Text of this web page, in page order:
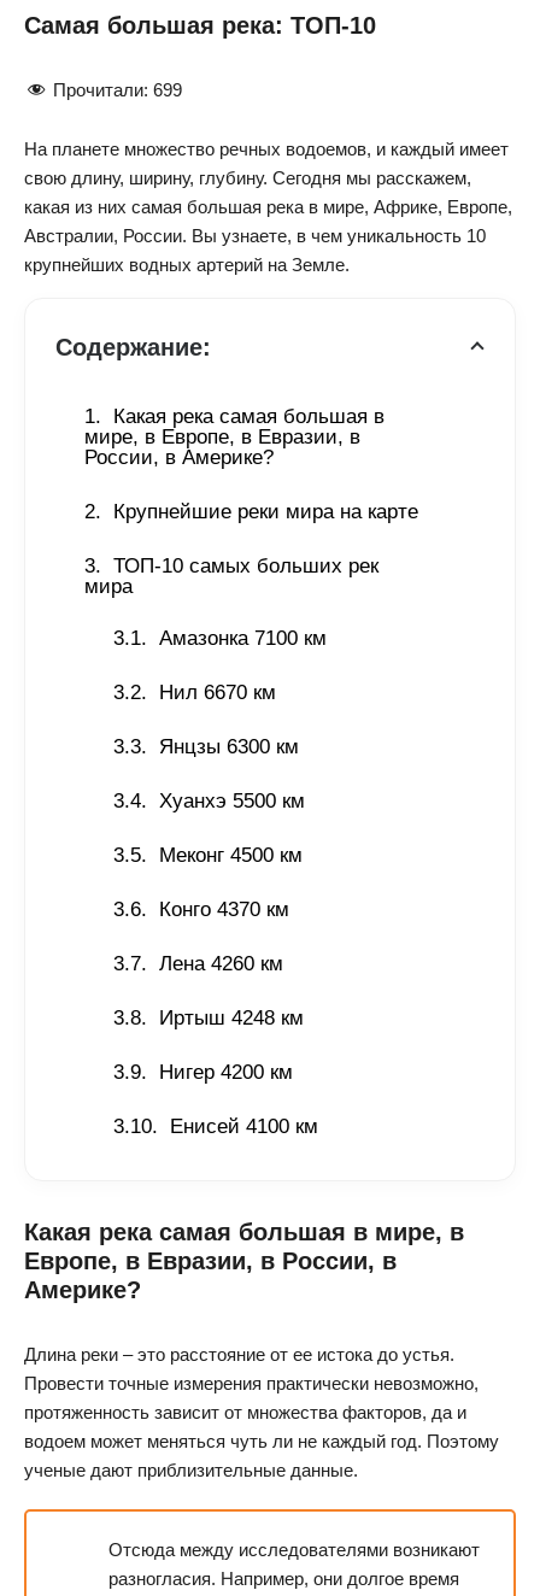
Самая большая река: ТОП-10
Прочитали: 699
На планете множество речных водоемов, и каждый имеет
свою длину, ширину, глубину. Сегодня мы расскажем,
какая из них самая большая река в мире, Африке, Европе,
Австралии, России. Вы узнаете, в чем уникальность 10
крупнейших водных артерий на Земле.
Содержание:
Какая река самая большая в
мире, в Европе, в Евразии, в
России, в Америке?
Крупнейшие реки мира на карте
ТОП-10 самых больших рек
мира
Амазонка 7100 км
Нил 6670 км
Янцзы 6300 км
Хуанхэ 5500 км
Меконг 4500 км
Конго 4370 км
Лена 4260 км
Иртыш 4248 км
Нигер 4200 км
Енисей 4100 км
Какая река самая большая в мире, в
Европе, в Евразии, в России, в
Америке?
Длина реки – это расстояние от ее истока до устья.
Провести точные измерения практически невозможно,
протяженность зависит от множества факторов, да и
водоем может меняться чуть ли не каждый год. Поэтому
ученые дают приблизительные данные.
Отсюда между исследователями возникают
разногласия. Например, они долгое время